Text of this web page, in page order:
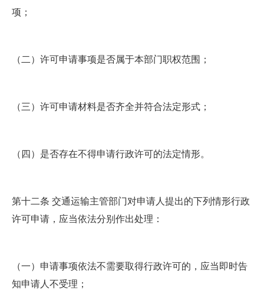
项；
（二）许可申请事项是否属于本部门职权范围；
（三）许可申请材料是否齐全并符合法定形式；
（四）是否存在不得申请行政许可的法定情形。
第十二条 交通运输主管部门对申请人提出的下列情形行政
许可申请，应当依法分别作出处理：
（一）申请事项依法不需要取得行政许可的，应当即时告
知申请人不受理；